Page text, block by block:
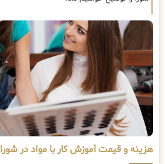
هزینه و قیمت آموزش کار با مواد در شورا